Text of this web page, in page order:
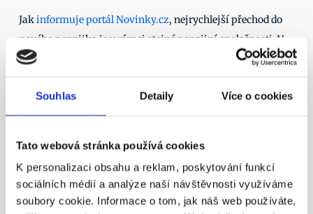
Souhlas Detaily Více o cookies
Tato webová stránka používá cookies
K personalizaci obsahu a reklam, poskytování funkcí
sociálních médií a analýze naší návštěvnosti využíváme
soubory cookie. Informace o tom, jak náš web používáte,
Jak informuje portál Novinky.cz, nejrychlejší přechod do
nového penzijka je v rámci stejné penzijní společnosti. V
každém případě ale zvažte výběr nového fondu napříč
rozhodnete pro jinou než stávající společnost, stačí ji
kontaktovat a ta už vše ostatní vyřídí za vás.
V rámci jedné penzijní společnosti je přechod hotový do tří
měsíců. Mezi dvěma penzijními společnostmi je to
administrativně náročnější, a proto může přechod trvat až
sedm měsíců.